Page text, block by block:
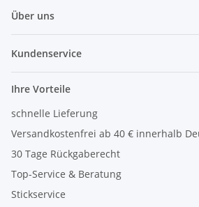
Über uns
Kundenservice
Ihre Vorteile
schnelle Lieferung
Versandkostenfrei ab 40 € innerhalb
30 Tage Rückgaberecht
Top-Service & Beratung
Stickservice